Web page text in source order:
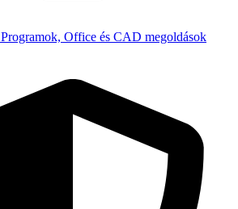
Programok, Office és CAD megoldások